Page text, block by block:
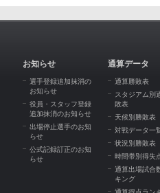
お知らせ
選手登録追加抹消の
お知らせ
役員・スタッフ登録
追加抹消のお知らせ
出場停止選手のお知
らせ
公式記録訂正のお知
らせ
通算データ
通算勝敗表
スタジアム別
敗表
天候別勝敗表
対戦データ一
状況別勝敗表
時間帯別得失
通算出場試合
キング